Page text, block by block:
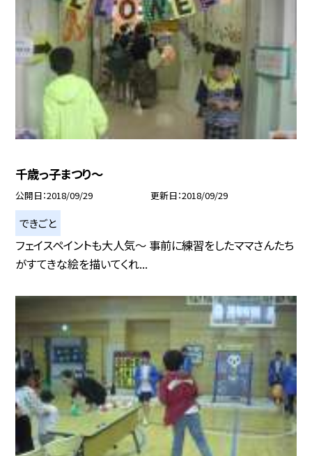
千歳っ子まつり〜
公開日 2018/09/29 更新日 2018/09/29
できごと
フェイスペイントも大人気〜 事前に練習をしたママさんたち
がすてきな絵を描いてくれ...